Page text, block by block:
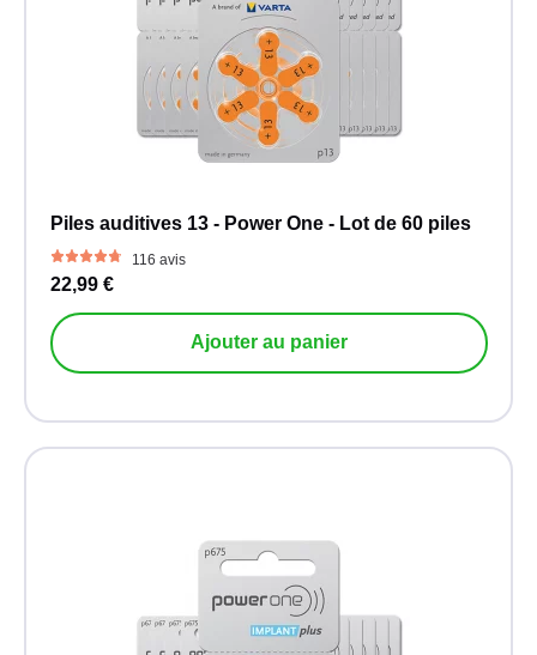
Piles auditives 13 - Power One - Lot de 60 piles
116 avis
22,99 €
Ajouter au panier